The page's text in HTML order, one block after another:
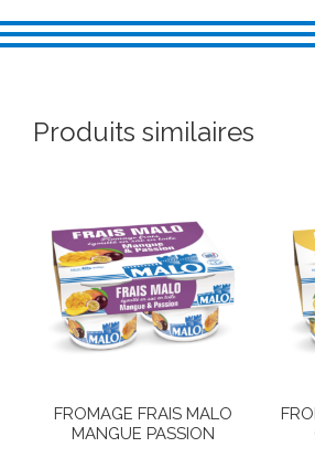
Produits similaires
FROMAGE FRAIS MALO
MANGUE PASSION